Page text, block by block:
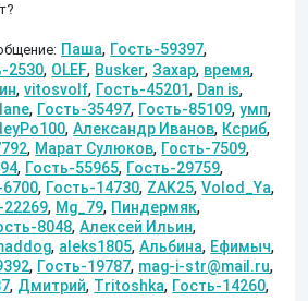
Паша, Гость-59397,
2530, OLEF, Busker, Захар, время,
,vitosvolf, Гость-45201, Dan is,
, Гость-35497, Гость-85109,умп,
,Александр Иванов, Ксриб,
, Марат Сулюков, Гость-7509,
, Гость-55965, Гость-29759,
, Гость-14730, ZAK25,Volod_Ya,
22269, Mg_79, Пиндермяк,
8048,Алексей Ильин,
, aleks1805,Альбина, Ефимыч,
, Гость-19787, mag-i-str@mail.ru,
, Дмитрий, Tritoshka, Гость-14260,